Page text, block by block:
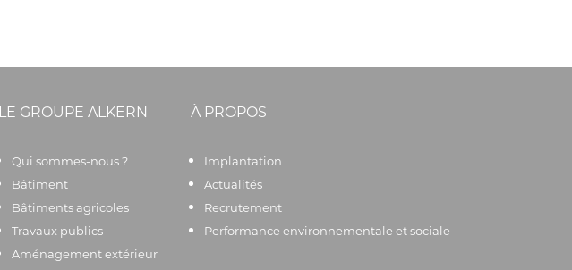
LE GROUPE ALKERN
Qui sommes-nous ?
Bâtiment
Bâtiments agricoles
Travaux publics
Aménagement extérieur
À PROPOS
Implantation
Actualités
Recrutement
Performance environnementale et sociale